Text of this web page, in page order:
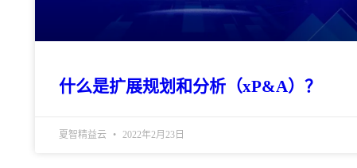
什么是扩展规划和分析（xP&A）？
夏智精益云 2022年2月23日